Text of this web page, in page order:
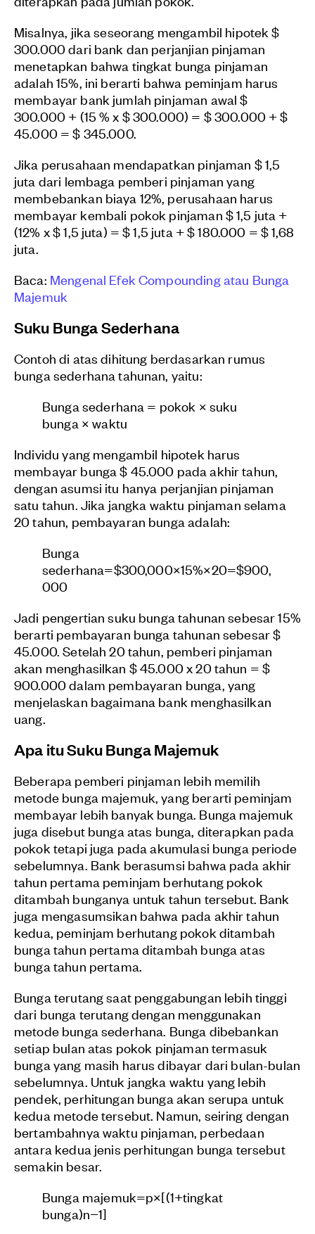
Misalnya, jika seseorang mengambil hipotek $
300.000 dari bank dan perjanjian pinjaman
menetapkan bahwa tingkat bunga pinjaman
adalah 15%, ini berarti bahwa peminjam harus
membayar bank jumlah pinjaman awal $
300.000 + (15 % x $ 300.000) = $ 300.000 + $
45.000 = $ 345.000.
Jika perusahaan mendapatkan pinjaman $ 1,5
juta dari lembaga pemberi pinjaman yang
membebankan biaya 12%, perusahaan harus
membayar kembali pokok pinjaman $ 1,5 juta +
(12% x $ 1,5 juta) = $ 1,5 juta + $ 180.000 = $ 1,68
juta.
Baca: Mengenal Efek Compounding atau Bunga
Majemuk
Suku Bunga Sederhana
Contoh di atas dihitung berdasarkan rumus
bunga sederhana tahunan, yaitu:
Bunga sederhana = pokok × suku
bunga × waktu
Individu yang mengambil hipotek harus
membayar bunga $ 45.000 pada akhir tahun,
dengan asumsi itu hanya perjanjian pinjaman
satu tahun. Jika jangka waktu pinjaman selama
20 tahun, pembayaran bunga adalah:
Bunga
sederhana=$300,000×15%×20=$900,
000
Jadi pengertian suku bunga tahunan sebesar 15%
berarti pembayaran bunga tahunan sebesar $
45.000. Setelah 20 tahun, pemberi pinjaman
akan menghasilkan $ 45.000 x 20 tahun = $
900.000 dalam pembayaran bunga, yang
menjelaskan bagaimana bank menghasilkan
uang.
Apa itu Suku Bunga Majemuk
Beberapa pemberi pinjaman lebih memilih
metode bunga majemuk, yang berarti peminjam
membayar lebih banyak bunga. Bunga majemuk
juga disebut bunga atas bunga, diterapkan pada
pokok tetapi juga pada akumulasi bunga periode
sebelumnya. Bank berasumsi bahwa pada akhir
tahun pertama peminjam berhutang pokok
ditambah bunganya untuk tahun tersebut. Bank
juga mengasumsikan bahwa pada akhir tahun
kedua, peminjam berhutang pokok ditambah
bunga tahun pertama ditambah bunga atas
bunga tahun pertama.
Bunga terutang saat penggabungan lebih tinggi
dari bunga terutang dengan menggunakan
metode bunga sederhana. Bunga dibebankan
setiap bulan atas pokok pinjaman termasuk
bunga yang masih harus dibayar dari bulan-bulan
sebelumnya. Untuk jangka waktu yang lebih
pendek, perhitungan bunga akan serupa untuk
kedua metode tersebut. Namun, seiring dengan
bertambahnya waktu pinjaman, perbedaan
antara kedua jenis perhitungan bunga tersebut
semakin besar.
Bunga majemuk=p×[(1+tingkat
bunga)n−1]